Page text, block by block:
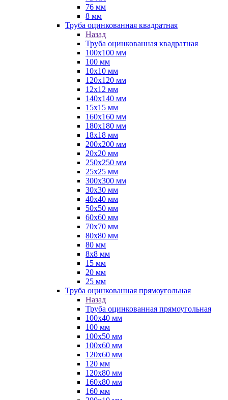
76 мм
8 мм
Труба оцинкованная квадратная
Назад
Труба оцинкованная квадратная
100х100 мм
100 мм
10х10 мм
120х120 мм
12х12 мм
140х140 мм
15х15 мм
160х160 мм
180х180 мм
18х18 мм
200х200 мм
20х20 мм
250х250 мм
25х25 мм
300х300 мм
30х30 мм
40х40 мм
50х50 мм
60х60 мм
70х70 мм
80х80 мм
80 мм
8х8 мм
15 мм
20 мм
25 мм
Труба оцинкованная прямоугольная
Назад
Труба оцинкованная прямоугольная
100х40 мм
100 мм
100х50 мм
100х60 мм
120х60 мм
120 мм
120х80 мм
160х80 мм
160 мм